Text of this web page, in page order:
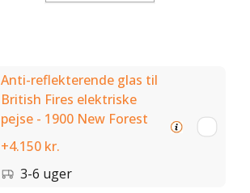
Anti-reflekterende glas til
British Fires elektriske
pejse - 1900 New Forest
+4.150 kr.
3-6 uger